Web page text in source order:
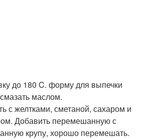
до 180 C. форму для выпечки
маслом.
с желтками, сметаной, сахаром и
Добавить перемешанную с
крупу, хорошо перемешать.